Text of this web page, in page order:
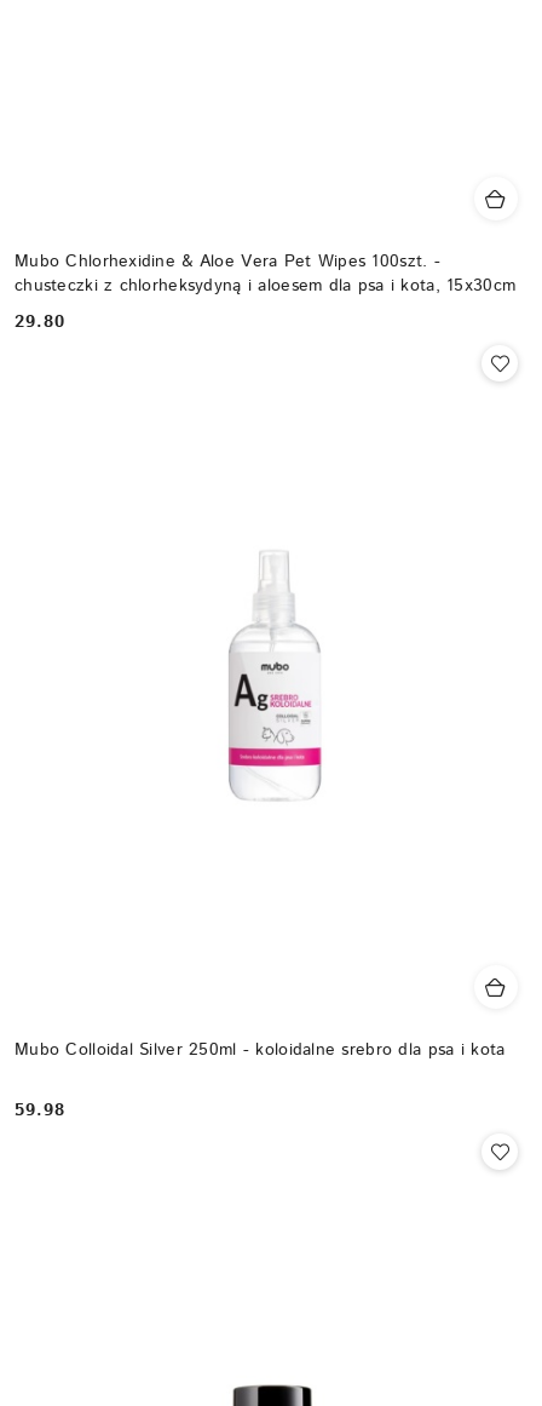
Mubo Chlorhexidine & Aloe Vera Pet Wipes 100szt. -
chusteczki z chlorheksydyną i aloesem dla psa i kota, 15x30cm
Cena:
29.80
Mubo Colloidal Silver 250ml - koloidalne srebro dla psa i kota
Cena:
59.98